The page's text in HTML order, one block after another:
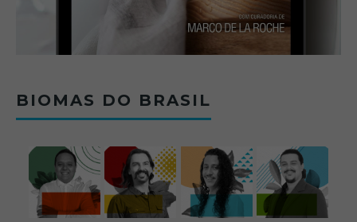
BIOMAS DO BRASIL